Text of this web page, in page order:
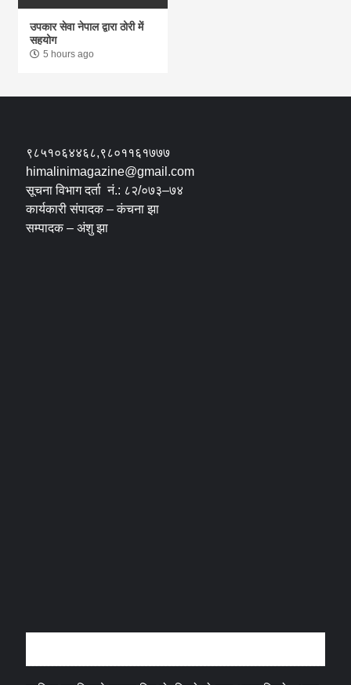
उपकार सेवा नेपाल द्वारा ठोरी में
सहयोग
5 hours ago
९८५१०६४४६८,९८०११६१७७७
himalinimagazine@gmail.com
सूचना विभाग दर्ता नं.: ८२/०७३–७४
कार्यकारी संपादक – कंचना झा
सम्पादक – अंशु झा